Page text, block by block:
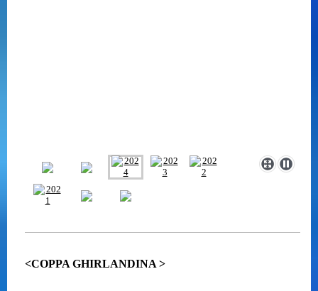
<COPPA GHIRLANDINA >